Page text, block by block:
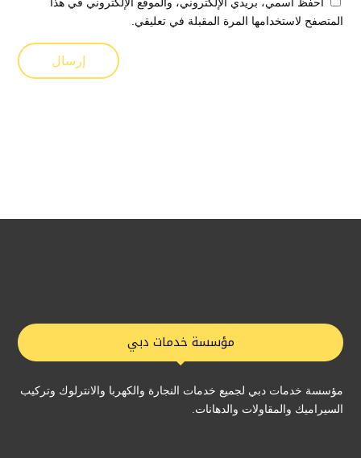
المتصفح لاستخدامها المرة المقبلة في تعليقي.
مؤسسة خدمات دبي
مؤسسة خدمات دبي لجميع خدمات النجارة والكهربا والانترلوك وتركيب
السيراميك والمقاولات والدهانات.